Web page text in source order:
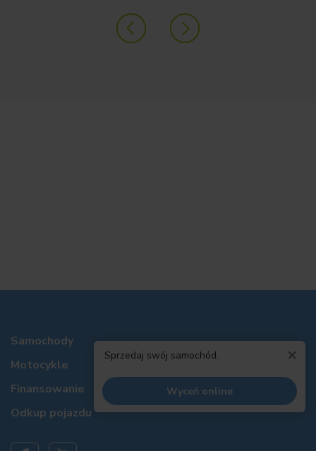
Samochody
Motocykle
Finansowanie
Odkup pojazdu
×
Sprzedaj swój samochód.
Wyceń online